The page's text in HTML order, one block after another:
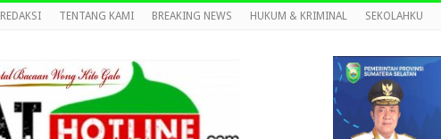
REDAKSI TENTANG KAMI BREAKING NEWS HUKUM & KRIMINAL SEKOLAHKU